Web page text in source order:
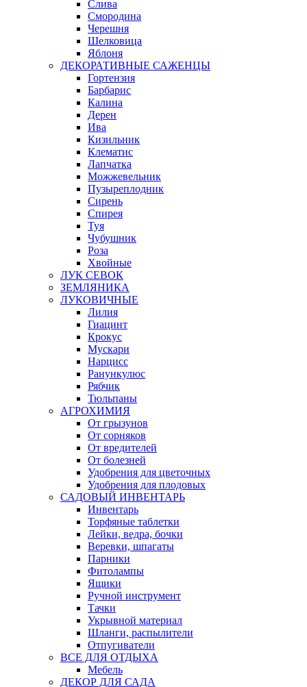
Слива
Смородина
Черешня
Шелковица
Яблоня
ДЕКОРАТИВНЫЕ САЖЕНЦЫ
Гортензия
Барбарис
Калина
Дерен
Ива
Кизильник
Клематис
Лапчатка
Можжевельник
Пузыреплодник
Сирень
Спирея
Туя
Чубушник
Роза
Хвойные
ЛУК СЕВОК
ЗЕМЛЯНИКА
ЛУКОВИЧНЫЕ
Лилия
Гиацинт
Крокус
Мускари
Нарцисс
Ранункулюс
Рябчик
Тюльпаны
АГРОХИМИЯ
От грызунов
От сорняков
От вредителей
От болезней
Удобрения для цветочных
Удобрения для плодовых
САДОВЫЙ ИНВЕНТАРЬ
Инвентарь
Торфяные таблетки
Лейки, ведра, бочки
Веревки, шпагаты
Парники
Фитолампы
Ящики
Ручной инструмент
Тачки
Укрывной материал
Шланги, распылители
Отпугиватели
ВСЕ ДЛЯ ОТДЫХА
Мебель
ДЕКОР ДЛЯ САДА